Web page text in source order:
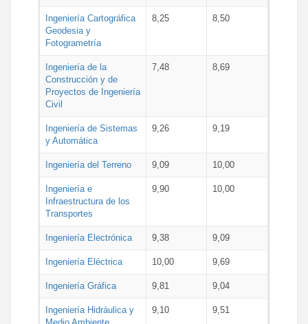
Ingeniería Cartográfica
Geodesia y
Fotogrametría
8,25 8,50
Ingeniería de la
Construcción y de
Proyectos de Ingeniería
Civil
7,48 8,69
Ingeniería de Sistemas
y Automática
9,26 9,19
Ingeniería del Terreno 9,09 10,00
Ingeniería e
Infraestructura de los
Transportes
9,90 10,00
Ingeniería Electrónica 9,38 9,09
Ingeniería Eléctrica 10,00 9,69
Ingeniería Gráfica 9,81 9,04
Ingeniería Hidráulica y
9,10 9,51